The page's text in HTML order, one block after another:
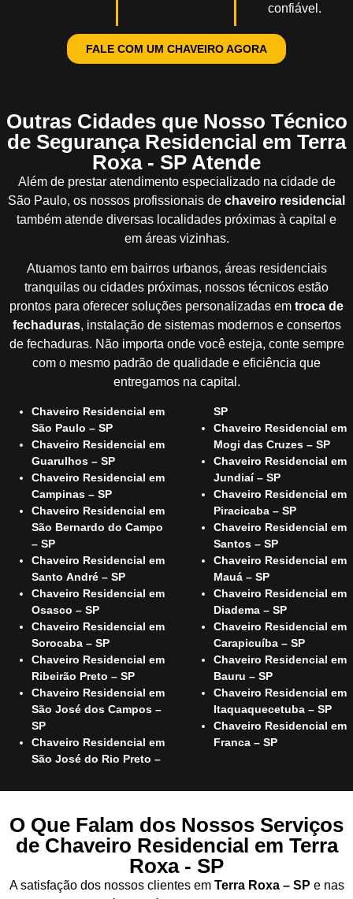
confiável.
FALE COM UM CHAVEIRO AGORA
Outras Cidades que Nosso Técnico
de Segurança Residencial em Terra
Roxa - SP Atende
Além de prestar atendimento especializado na cidade de
São Paulo, os nossos profissionais de chaveiro residencial
também atende diversas localidades próximas à capital e
em áreas vizinhas.
Atuamos tanto em bairros urbanos, áreas residenciais
tranquilas ou cidades próximas, nossos técnicos estão
prontos para oferecer soluções personalizadas em troca de
fechaduras, instalação de sistemas modernos e consertos
de fechaduras. Não importa onde você esteja, conte sempre
com o mesmo padrão de qualidade e eficiência que
entregamos na capital.
Chaveiro Residencial em
São Paulo – SP
Chaveiro Residencial em
Guarulhos – SP
Chaveiro Residencial em
Campinas – SP
Chaveiro Residencial em
São Bernardo do Campo
– SP
Chaveiro Residencial em
Santo André – SP
Chaveiro Residencial em
Osasco – SP
Chaveiro Residencial em
Sorocaba – SP
Chaveiro Residencial em
Ribeirão Preto – SP
Chaveiro Residencial em
São José dos Campos –
SP
Chaveiro Residencial em
São José do Rio Preto –
SP
Chaveiro Residencial em
Mogi das Cruzes – SP
Chaveiro Residencial em
Jundiaí – SP
Chaveiro Residencial em
Piracicaba – SP
Chaveiro Residencial em
Santos – SP
Chaveiro Residencial em
Mauá – SP
Chaveiro Residencial em
Diadema – SP
Chaveiro Residencial em
Carapicuíba – SP
Chaveiro Residencial em
Bauru – SP
Chaveiro Residencial em
Itaquaquecetuba – SP
Chaveiro Residencial em
Franca – SP
O Que Falam dos Nossos Serviços
de Chaveiro Residencial em Terra
Roxa - SP
A satisfação dos nossos clientes em Terra Roxa – SP e nas